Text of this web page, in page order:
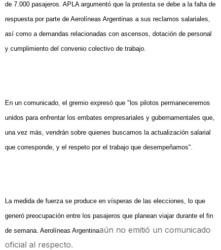
de 7.000 pasajeros. APLA argumentó que la protesta se debe a la falta de
respuesta por parte de Aerolíneas Argentinas a sus reclamos salariales,
así como a demandas relacionadas con ascensos, dotación de personal
y cumplimiento del convenio colectivo de trabajo.
En un comunicado, el gremio expresó que "los pilotos permaneceremos
unidos para enfrentar los embates empresariales y gubernamentales que,
una vez más, vendrán sobre quienes buscamos la actualización salarial
que corresponde, y el respeto por el trabajo que desempeñamos".
La medida de fuerza se produce en vísperas de las elecciones, lo que
generó preocupación entre los pasajeros que planean viajar durante el fin
de semana. Aerolíneas Argentinaaún no emitió un comunicado
oficial al respecto.